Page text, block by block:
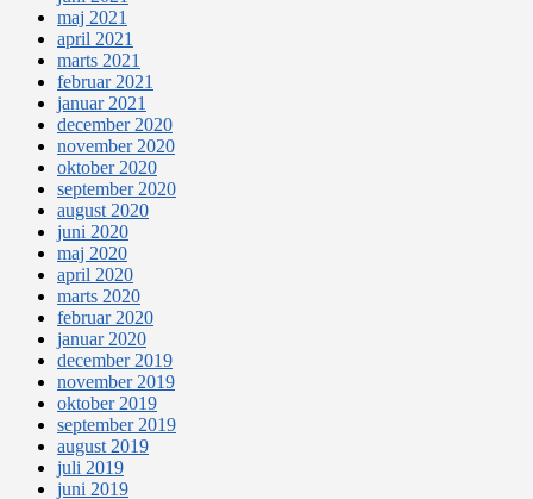
maj 2021
april 2021
marts 2021
februar 2021
januar 2021
december 2020
november 2020
oktober 2020
september 2020
august 2020
juni 2020
maj 2020
april 2020
marts 2020
februar 2020
januar 2020
december 2019
november 2019
oktober 2019
september 2019
august 2019
juli 2019
juni 2019